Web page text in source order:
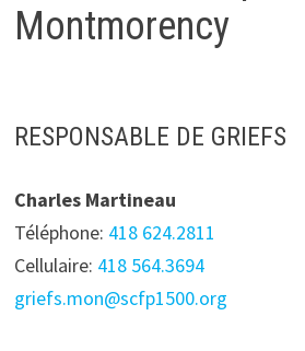
Montmorency
RESPONSABLE DE GRIEFS
Charles Martineau
Téléphone: 418 624.2811
Cellulaire: 418 564.3694
griefs.mon@scfp1500.org